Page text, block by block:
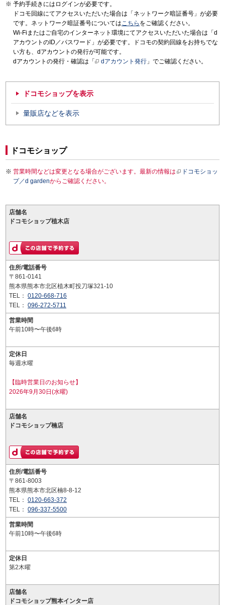
予約手続きにはログインが必要です。
ドコモ回線にてアクセスいただいた場合は「ネットワーク暗証番号」が必要
です。ネットワーク暗証番号についてはこちら をご確認ください。
Wi-Fiまたはご自宅のインターネット環境にてアクセスいただいた場合は「d
アカウントのID／パスワード」が必要です。ドコモの契約回線をお持ちでな
い方も、dアカウントの発行が可能です。
dアカウントの発行・確認は「
dアカウント発行 」でご確認ください。
ドコモショップを表示
量販店などを表示
ドコモショップ
営業時間などは変更となる場合がございます。最新の情報は
ドコモショッ
プ／d gardenからご確認ください。
店舗名
ドコモショップ植木店
住所/電話番号
〒861-0141
熊本県熊本市北区植木町投刀塚321-10
TEL： 0120-668-716
TEL： 096-272-5711
営業時間
午前10時〜午後6時
定休日
毎週水曜
【臨時営業日のお知らせ】
2026年9月30日(水曜)
店舗名
ドコモショップ楠店
住所/電話番号
〒861-8003
熊本県熊本市北区楠8-8-12
TEL： 0120-663-372
TEL： 096-337-5500
営業時間
午前10時〜午後6時
定休日
第2木曜
店舗名
ドコモショップ熊本インター店